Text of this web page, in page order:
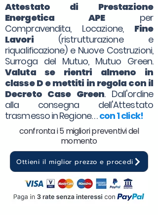
Attestato di Prestazione
Energetica APEper
Compravendita, Locazione, Fine
Lavori(ristrutturazione e
riqualificazione) e Nuove Costruzioni,
Surroga del Mutuo, Mutuo Green.
Valuta se rientri almeno in
classe D e mettiti in regola con il
Decreto Case Green. Dall'ordine
alla consegna dell'Attestato
trasmesso in Regione. . .con 1 click!
confronta i 5 migliori preventivi del
momento
Ottieni il miglior prezzo e procedi